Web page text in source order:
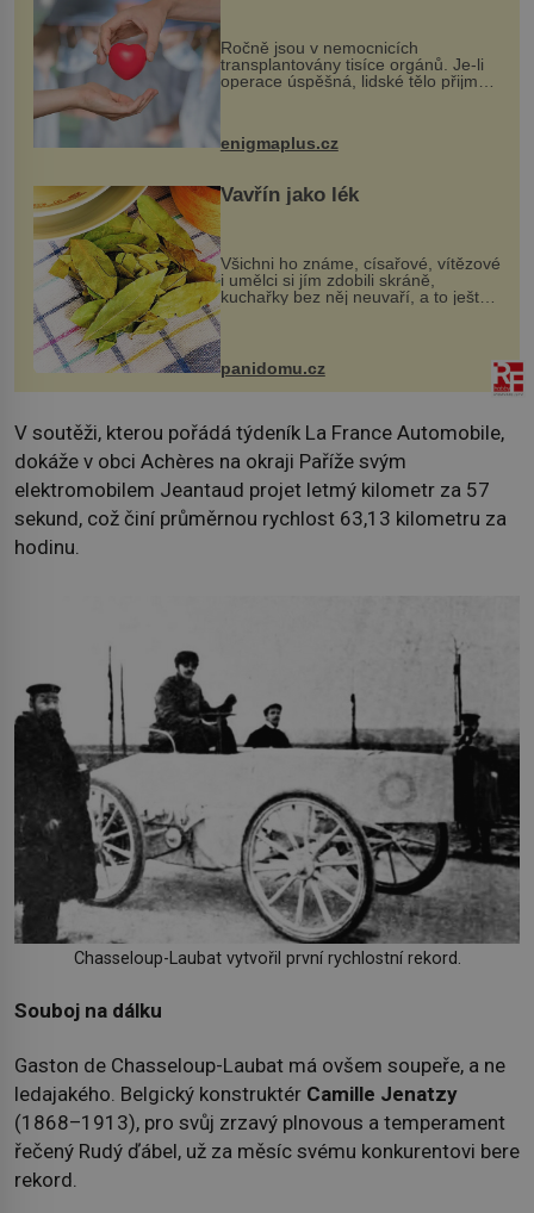
Ročně jsou v nemocnicích
transplantovány tisíce orgánů. Je-li
operace úspěšná, lidské tělo přijme
enigmaplus.cz
Vavřín jako lék
Všichni ho známe, císařové, vítězové
i umělci si jím zdobili skráně,
kuchařky bez něj neuvaří, a to ještě
nevíte, že bobkový list může výrazně
zmírnit některé naše neduhy.
Obsahuje v malém množství ně...
panidomu.cz
V soutěži, kterou pořádá týdeník La France Automobile,
dokáže v obci Achères na okraji Paříže svým
elektromobilem Jeantaud projet letmý kilometr za 57
sekund, což činí průměrnou rychlost 63,13 kilometru za
hodinu.
Chasseloup-Laubat vytvořil první rychlostní rekord.
Souboj na dálku
Gaston de Chasseloup-Laubat má ovšem soupeře, a ne
ledajakého. Belgický konstruktér Camille Jenatzy
(1868–1913), pro svůj zrzavý plnovous a temperament
řečený Rudý ďábel, už za měsíc svému konkurentovi bere
rekord.